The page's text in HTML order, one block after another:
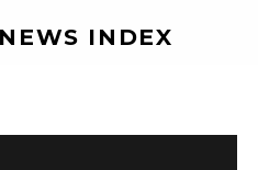
INDEX